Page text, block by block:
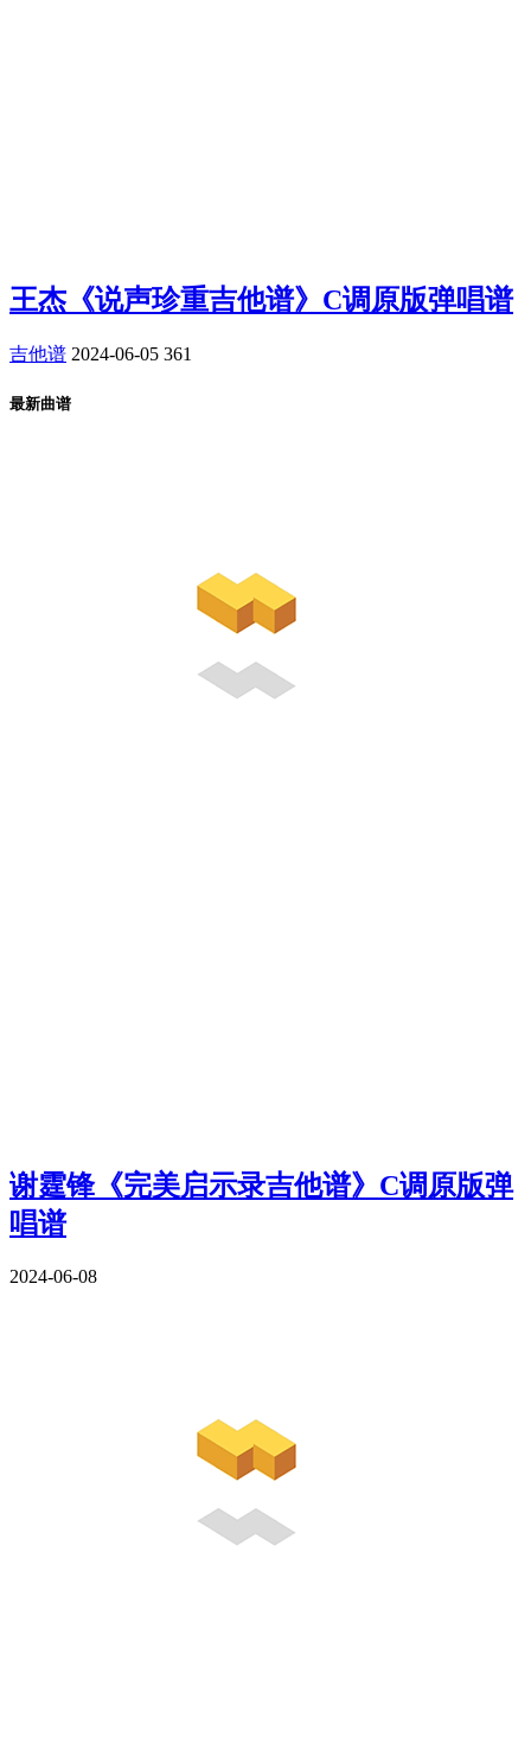
王杰《说声珍重吉他谱》C调原版弹唱谱
吉他谱 2024-06-05 361
最新曲谱
谢霆锋《完美启示录吉他谱》C调原版弹
唱谱
2024-06-08